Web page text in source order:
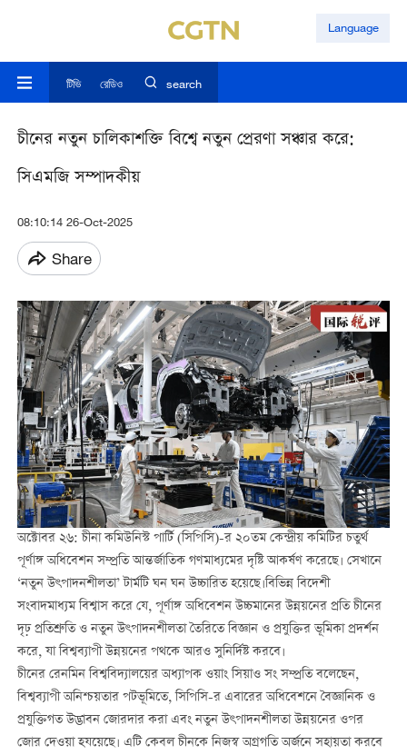
Language
টিভি রেডিও search
চীনের নতুন চালিকাশক্তি বিশ্বে নতুন প্রেরণা সঞ্চার করে:
সিএমজি সম্পাদকীয়
08:10:14 26-Oct-2025
Share
অক্টোবর ২৬: চীনা কমিউনিস্ট পার্টি (সিপিসি)-র ২০তম কেন্দ্রীয় কমিটির চতুর্থ
পূর্ণাঙ্গ অধিবেশন সম্প্রতি আন্তর্জাতিক গণমাধ্যমের দৃষ্টি আকর্ষণ করেছে। সেখানে
‘নতুন উৎপাদনশীলতা’ টার্মটি ঘন ঘন উচ্চারিত হয়েছে।বিভিন্ন বিদেশী
সংবাদমাধ্যম বিশ্বাস করে যে, পূর্ণাঙ্গ অধিবেশন উচ্চমানের উন্নয়নের প্রতি চীনের
দৃঢ় প্রতিশ্রুতি ও নতুন উৎপাদনশীলতা তৈরিতে বিজ্ঞান ও প্রযুক্তির ভূমিকা প্রদর্শন
করে, যা বিশ্বব্যাপী উন্নয়নের পথকে আরও সুনির্দিষ্ট করবে।
চীনের রেনমিন বিশ্ববিদ্যালয়ের অধ্যাপক ওয়াং সিয়াও সং সম্প্রতি বলেছেন,
বিশ্বব্যাপী অনিশ্চয়তার পটভূমিতে, সিপিসি-র এবারের অধিবেশনে বৈজ্ঞানিক ও
প্রযুক্তিগত উদ্ভাবন জোরদার করা এবং নতুন উৎপাদনশীলতা উন্নয়নের ওপর
জোর দেওয়া হযয়েছে। এটি কেবল চীনকে নিজস্ব অগ্রগতি অর্জনে সহায়তা করবে